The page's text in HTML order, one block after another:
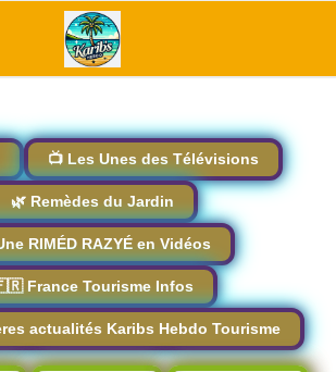
📺 Les Unes des Télévisions
🌿 Remèdes du Jardin
RIMÉD RAZYÉ en Vidéos
France Tourisme Infos
actualités Karibs Hebdo Tourisme